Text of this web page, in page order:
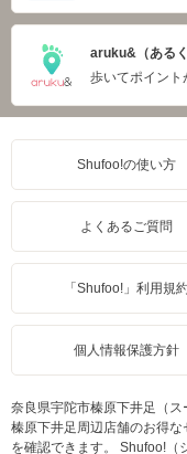
aruku&（あるく
歩いてポイント
Shufoo!の使い方
よくあるご質問
「Shufoo!」利用規
個人情報保護方針
奈良県宇陀市榛原下井足（
榛原下井足周辺店舗のお得
を確認できます。 Shufoo!（